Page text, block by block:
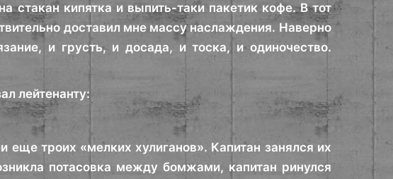
стакан кипятка и выпить-таки пакетик кофе. В тот
доставил мне массу наслаждения. Наверно
и грусть, и досада, и тоска, и одиночество.
лейтенанту:
троих «мелких хулиганов». Капитан занялся их
потасовка между бомжами, капитан ринулся